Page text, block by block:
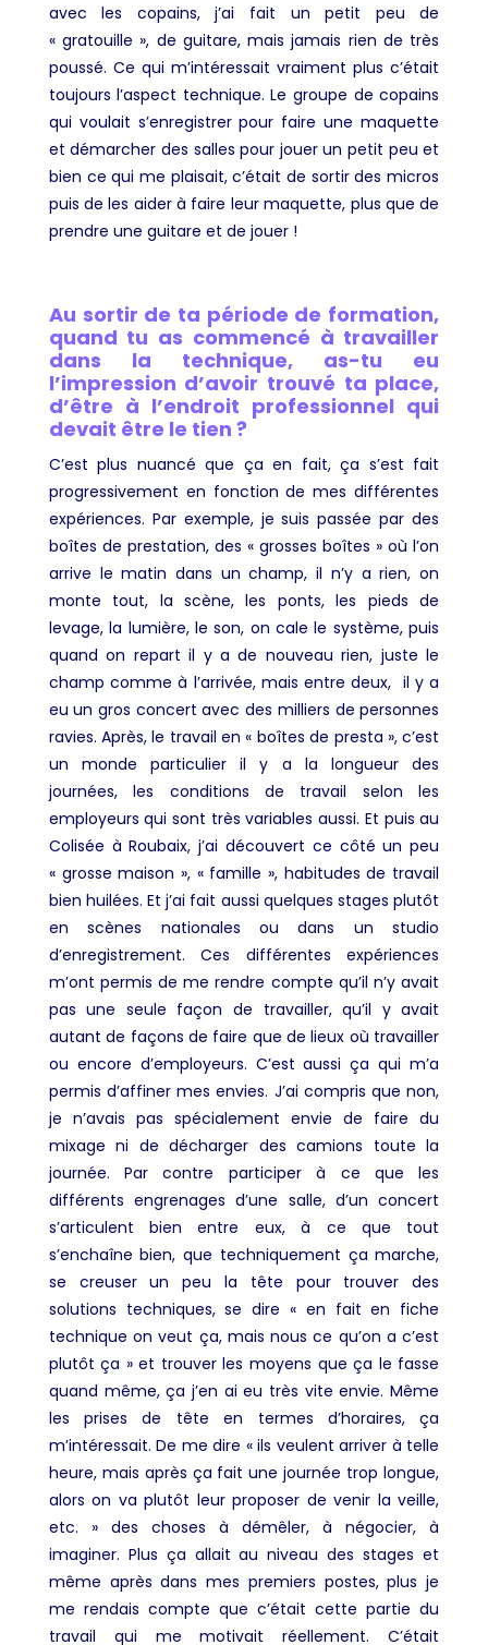
avec les copains, j’ai fait un petit peu de
« gratouille », de guitare, mais jamais rien de très
poussé. Ce qui m’intéressait vraiment plus c’était
toujours l’aspect technique. Le groupe de copains
qui voulait s’enregistrer pour faire une maquette
et démarcher des salles pour jouer un petit peu et
bien ce qui me plaisait, c’était de sortir des micros
puis de les aider à faire leur maquette, plus que de
prendre une guitare et de jouer !
Au sortir de ta période de formation,
quand tu as commencé à travailler
dans la technique, as-tu eu
l’impression d’avoir trouvé ta place,
d’être à l’endroit professionnel qui
devait être le tien ?
C’est plus nuancé que ça en fait, ça s’est fait
progressivement en fonction de mes différentes
expériences. Par exemple, je suis passée par des
boîtes de prestation, des « grosses boîtes » où l’on
arrive le matin dans un champ, il n’y a rien, on
monte tout, la scène, les ponts, les pieds de
levage, la lumière, le son, on cale le système, puis
quand on repart il y a de nouveau rien, juste le
champ comme à l’arrivée, mais entre deux, il y a
eu un gros concert avec des milliers de personnes
ravies. Après, le travail en « boîtes de presta », c’est
un monde particulier il y a la longueur des
journées, les conditions de travail selon les
employeurs qui sont très variables aussi. Et puis au
Colisée à Roubaix, j’ai découvert ce côté un peu
« grosse maison », « famille », habitudes de travail
bien huilées. Et j’ai fait aussi quelques stages plutôt
en scènes nationales ou dans un studio
d’enregistrement. Ces différentes expériences
m’ont permis de me rendre compte qu’il n’y avait
pas une seule façon de travailler, qu’il y avait
autant de façons de faire que de lieux où travailler
ou encore d’employeurs. C’est aussi ça qui m’a
permis d’affiner mes envies. J’ai compris que non,
je n’avais pas spécialement envie de faire du
mixage ni de décharger des camions toute la
journée. Par contre participer à ce que les
différents engrenages d’une salle, d’un concert
s’articulent bien entre eux, à ce que tout
s’enchaîne bien, que techniquement ça marche,
se creuser un peu la tête pour trouver des
solutions techniques, se dire « en fait en fiche
technique on veut ça, mais nous ce qu’on a c’est
plutôt ça » et trouver les moyens que ça le fasse
quand même, ça j’en ai eu très vite envie. Même
les prises de tête en termes d’horaires, ça
m’intéressait. De me dire « ils veulent arriver à telle
heure, mais après ça fait une journée trop longue,
alors on va plutôt leur proposer de venir la veille,
etc. » des choses à démêler, à négocier, à
imaginer. Plus ça allait au niveau des stages et
même après dans mes premiers postes, plus je
me rendais compte que c’était cette partie du
travail qui me motivait réellement. C’était